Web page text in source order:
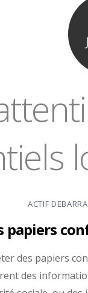
ACTIF
papiers
des papiers
des